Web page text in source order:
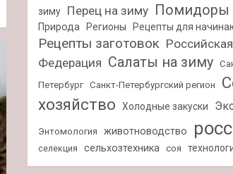
зиму
Перец на зиму Помидоры
Природа Регионы Рецепты для
Рецепты заготовок Российская
Федерация Салаты на зиму
Петербург Санкт-Петербургский регион
хозяйство
Холодные закуски
Энтомология животноводство
селекция сельхозтехника соя